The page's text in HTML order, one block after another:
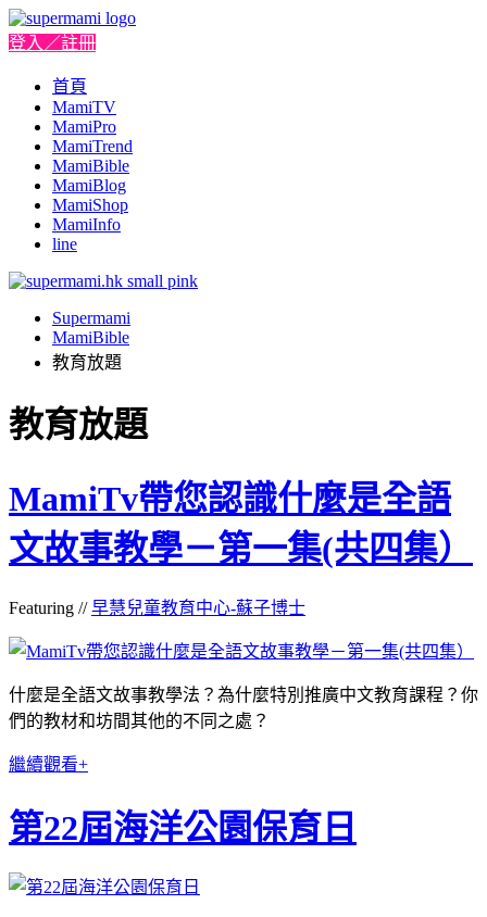
登入／註冊
首頁
MamiTV
MamiPro
MamiTrend
MamiBible
MamiBlog
MamiShop
MamiInfo
line
Supermami
MamiBible
教育放題
教育放題
MamiTv帶您認識什麼是全語
文故事教學－第一集(共四集）
Featuring //早慧兒童教育中心-蘇子博士
什麼是全語文故事教學法？為什麼特別推廣中文教育課程？你
們的教材和坊間其他的不同之處？
繼續觀看+
第22屆海洋公園保育日